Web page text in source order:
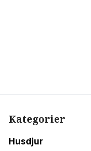
Kategorier
Husdjur